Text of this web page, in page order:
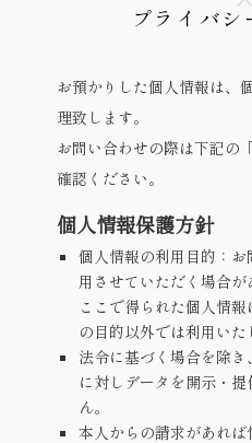
プライバシ
お預かりした個人情報は、
理致します。
お問い合わせの際は下記の
確認ください。
個人情報保護方針
個人情報の利用目的：
用させていただく場合が
ここで得られた個人情
の目的以外では利用いた
法令に基づく場合を除
に対しデータを開示・
ん。
本人からの請求があれば